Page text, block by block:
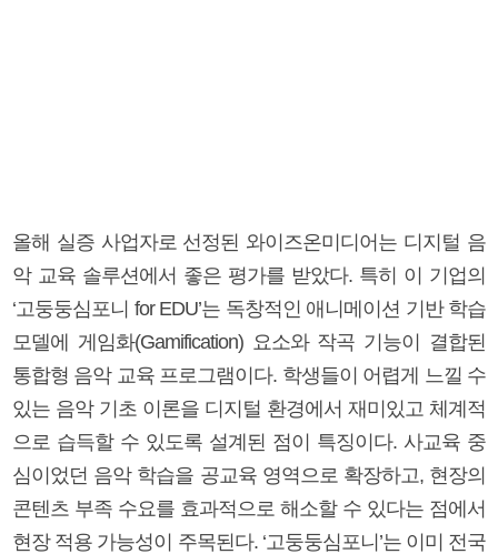
올해 실증 사업자로 선정된 와이즈온미디어는 디지털 음
악 교육 솔루션에서 좋은 평가를 받았다. 특히 이 기업의
‘고둥둥심포니 for EDU’는 독창적인 애니메이션 기반 학습
모델에 게임화(Gamification) 요소와 작곡 기능이 결합된
통합형 음악 교육 프로그램이다. 학생들이 어렵게 느낄 수
있는 음악 기초 이론을 디지털 환경에서 재미있고 체계적
으로 습득할 수 있도록 설계된 점이 특징이다. 사교육 중
심이었던 음악 학습을 공교육 영역으로 확장하고, 현장의
콘텐츠 부족 수요를 효과적으로 해소할 수 있다는 점에서
현장 적용 가능성이 주목된다. ‘고둥둥심포니’는 이미 전국